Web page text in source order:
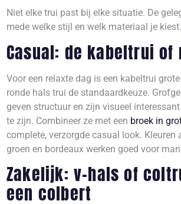
Niet elke trui past bij elke situatie. De
mede welke stijl en welk materiaal je kiest.
Casual: de kabeltrui of
Voor een relaxte dag is een kabeltrui
ronde hals trui de standaardkeuze.
geven structuur en zijn visueel
te zijn. Combineer ze met een broek in
complete, verzorgde casual look. Kleuren
groen en bordeaux werken goed voor
Zakelijk: v-hals of
een colbert